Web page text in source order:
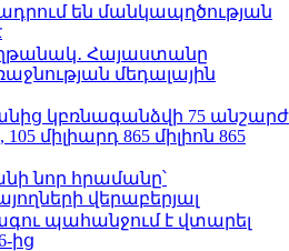
են մանկապղծության
Հայաստանը
մեդալային
կբռնագանձվի 75 անշարժ
միլիարդ 865 միլիոն 865
նոր հրամանը՝
վերաբերյալ
պահանջում է վտարել
ից